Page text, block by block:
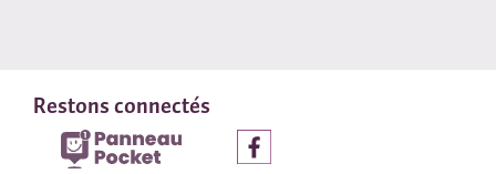
Restons connectés